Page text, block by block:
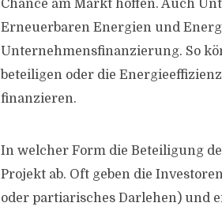
Chance am Markt hoffen. Auch
Erneuerbaren Energien und
Unternehmensfinanzierung. So
beteiligen oder die
finanzieren.
In welcher Form die Beteiligung
Projekt ab. Oft geben die
oder partiarisches Darlehen) und